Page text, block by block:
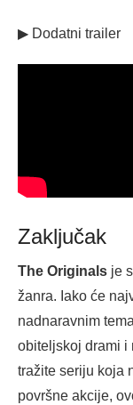
▶ Dodatni trailer
Zaključak
The Originals je
žanra. Iako će
nadnaravnim
obiteljskoj drami i
tražite seriju koja
površne akcije,